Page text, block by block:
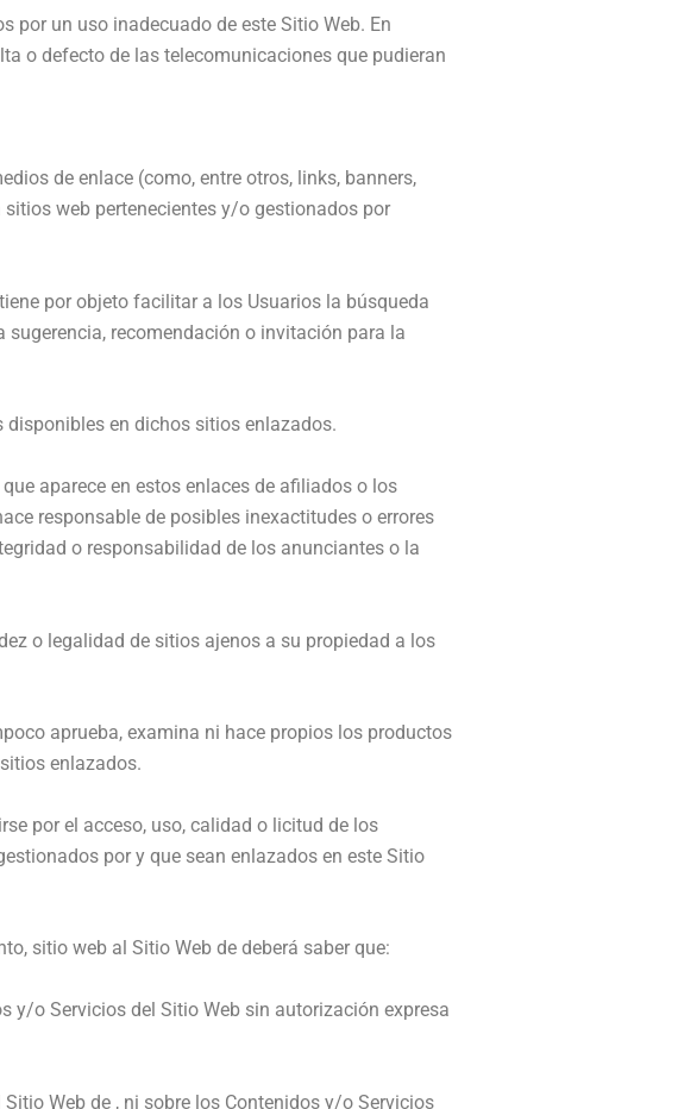
por un uso inadecuado de este Sitio Web. En
o defecto de las telecomunicaciones que pudieran
de enlace (como, entre otros, links, banners,
web pertenecientes y/o gestionados por
por objeto facilitar a los Usuarios la búsqueda
recomendación o invitación para la
en dichos sitios enlazados.
aparece en estos enlaces de afiliados o los
responsable de posibles inexactitudes o errores
o responsabilidad de los anunciantes o la
o legalidad de sitios ajenos a su propiedad a los
aprueba, examina ni hace propios los productos
enlazados.
por el acceso, uso, calidad o licitud de los
por y que sean enlazados en este Sitio
sitio web al Sitio Web de deberá saber que:
o Servicios del Sitio Web sin autorización expresa
Web de , ni sobre los Contenidos y/o Servicios